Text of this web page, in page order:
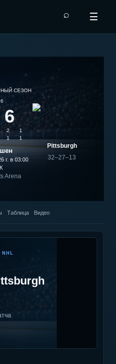
⌕ ☰
СЕЗОН
6
2
1
1 1
г. в 03:00
Arena
Pittsburgh
32–27–13
Таблица Видео